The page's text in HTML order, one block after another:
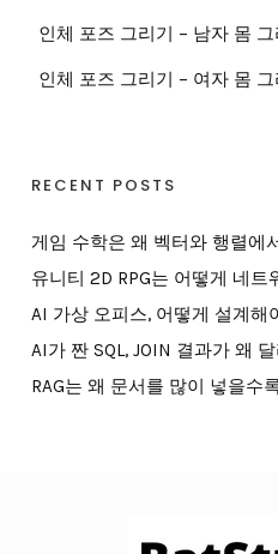
인체 포즈 그리기 – 남자 몸
인체 포즈 그리기 – 여자 몸
RECENT POSTS
게임 수학은 왜 벡터와 행렬에
유니티 2D RPG는 어떻게 네트
AI 가상 오피스, 어떻게 설계해
AI가 짠 SQL, JOIN 결과가 왜
RAG는 왜 문서를 많이 넣을수